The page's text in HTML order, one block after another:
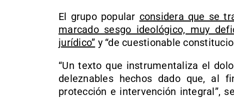
El grupo popular considera que se
marcado sesgo ideológico, muy
jurídico” y “de cuestionable
“Un texto que instrumentaliza el
deleznables hechos dado que, al
protección e intervención integral”,